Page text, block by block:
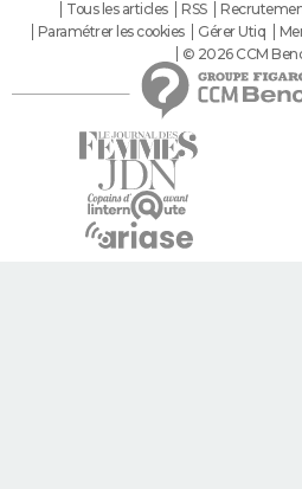
Tous les articles
RSS
Paramétrer les cookies
Gérer Utiq
© 2026 CCM